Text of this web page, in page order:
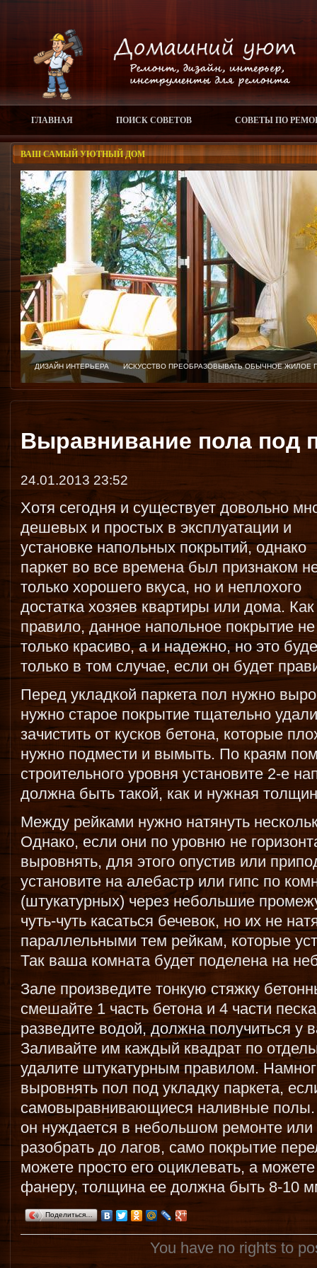
ГЛАВНАЯ ПОИСК СОВЕТОВ СОВЕТЫ ПО
ВАШ САМЫЙ УЮТНЫЙ ДОМ
ДИЗАЙН ИНТЕРЬЕРА ИСКУССТВО ПРЕОБРАЗОВЫВАТЬ ОБЫЧНОЕ
Выравнивание пола под
24.01.2013 23:52
Хотя сегодня и существует довольно
дешевых и простых в эксплуатации и
установке напольных покрытий, однако
паркет во все времена был признаком
только хорошего вкуса, но и неплохого
достатка хозяев квартиры или дома. Как
правило, данное напольное покрытие не
только красиво, а и надежно, но это
только в том случае, если он будет
Перед укладкой паркета пол нужно
нужно старое покрытие тщательно
зачистить от кусков бетона, которые
нужно подмести и вымыть. По краям
строительного уровня установите 2-е
должна быть такой, как и нужная
Между рейками нужно натянуть
Однако, если они по уровню не
выровнять, для этого опустив или
установите на алебастр или гипс по
(штукатурных) через небольшие
чуть-чуть касаться бечевок, но их не
параллельными тем рейкам, которые
Так ваша комната будет поделена на
Зале произведите тонкую стяжку
смешайте 1 часть бетона и 4 части
разведите водой, должна получиться у
Заливайте им каждый квадрат по
удалите штукатурным правилом.
выровнять пол под укладку паркета,
самовыравнивающиеся наливные
он нуждается в небольшом ремонте или
разобрать до лагов, само покрытие
можете просто его оциклевать, а
фанеру, толщина ее должна быть 8-10
Поделиться…
You have no rights to